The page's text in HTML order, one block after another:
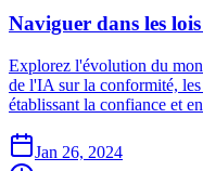
Naviguer dans les
Explorez l'évolution du
de l'IA sur la conformité, les
établissant la confiance et
Jan 26, 2024